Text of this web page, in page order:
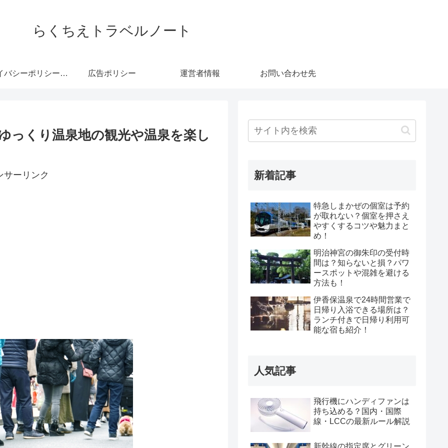
らくちえトラベルノート
プライバシーポリシー・免責事項 広告ポリシー 運営者情報 お問い合わせ先
っくり温泉地の観光や温泉を楽し
サーリンク 新着記事
特急しまかぜの個室は予約
が取れない？個室を押さえ
やすくするコツや魅力まと
め！
明治神宮の御朱印の受付時
間は？知らないと損？パワ
ースポットや混雑を避ける
方法も！
伊香保温泉で24時間営業で
日帰り入浴できる場所は？
ランチ付きで日帰り利用可
能な宿も紹介！
人気記事
飛行機にハンディファンは
持ち込める？国内・国際
線・LCCの最新ルール解説